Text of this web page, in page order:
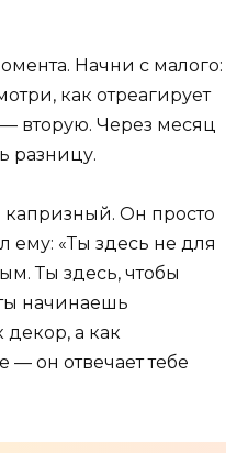
Начни с малого:
как отреагирует
вторую. Через месяц
разницу.
Он просто
ему: «Ты здесь не для
Ты здесь, чтобы
начинаешь
а как
— он отвечает тебе